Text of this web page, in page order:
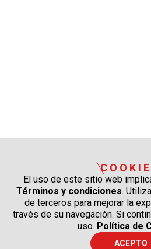
El uso de este sitio web
Términos y condiciones.
de terceros para mejorar la
través de su navegación. Si
uso. Política de
ACEPTO